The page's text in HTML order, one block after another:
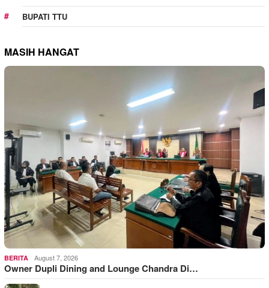
BUPATI TTU
MASIH HANGAT
BERITA August 7, 2026
Owner Dupli Dining and Lounge Chandra Di…